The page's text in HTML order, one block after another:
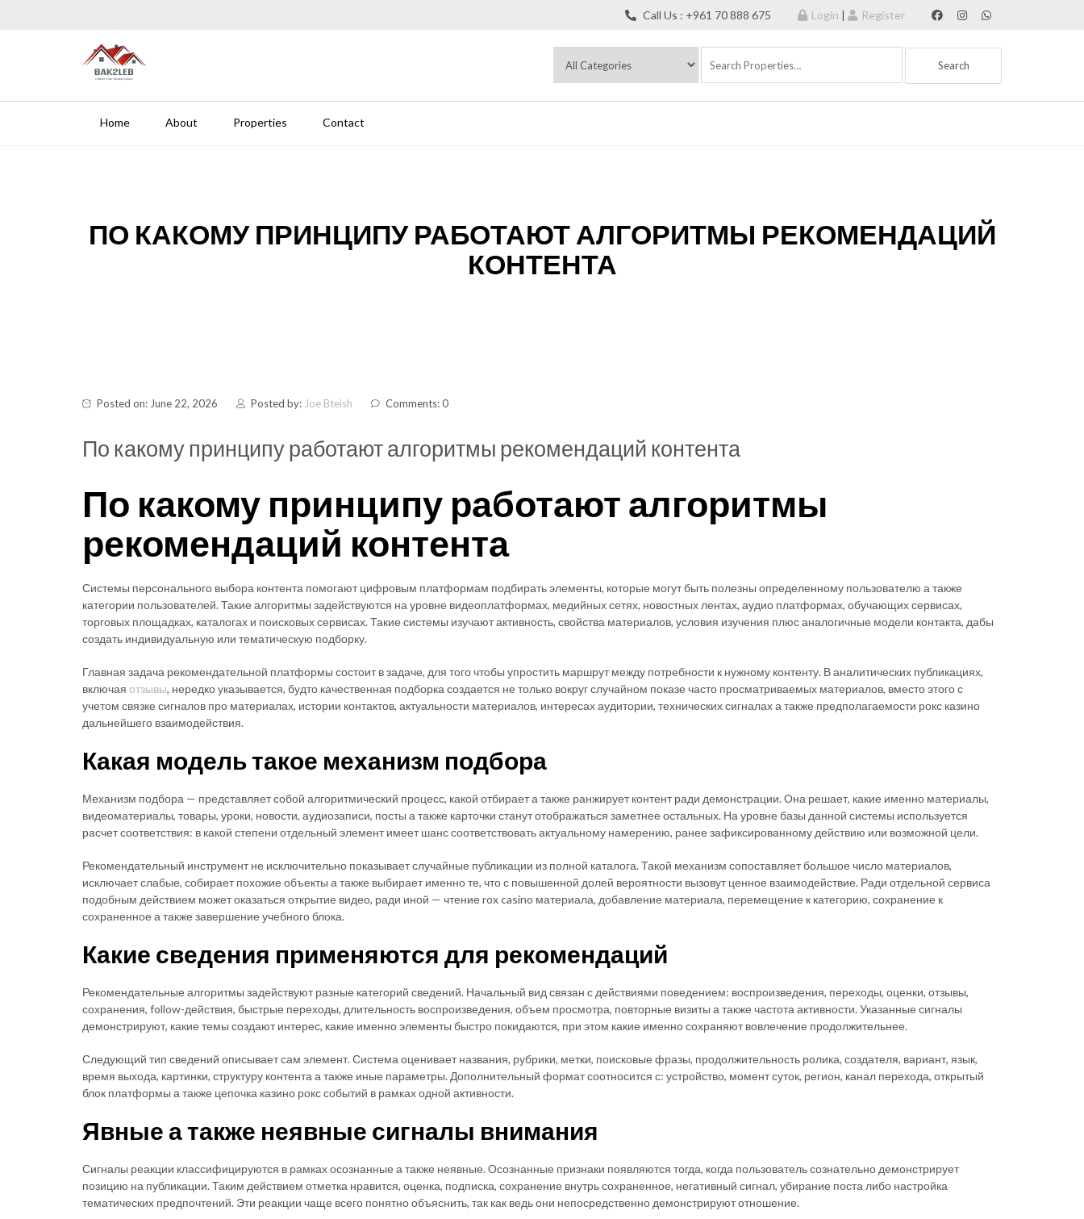
Call Us : +961 70 888 675 Login | Register
Home About Properties Contact
ПО КАКОМУ ПРИНЦИПУ РАБОТАЮТ АЛГОРИТМЫ РЕКОМЕНДАЦИЙ
КОНТЕНТА
Posted on: June 22, 2026 Posted by: Joe Bteish Comments: 0
По какому принципу работают алгоритмы рекомендаций контента
По какому принципу работают алгоритмы
рекомендаций контента
Системы персонального выбора контента помогают цифровым платформам подбирать элементы, которые могут быть полезны определенному пользователю а также
категории пользователей. Такие алгоритмы задействуются на уровне видеоплатформах, медийных сетях, новостных лентах, аудио платформах, обучающих сервисах,
торговых площадках, каталогах и поисковых сервисах. Такие системы изучают активность, свойства материалов, условия изучения плюс аналогичные модели контакта, дабы
создать индивидуальную или тематическую подборку.
Главная задача рекомендательной платформы состоит в задаче, для того чтобы упростить маршрут между потребности к нужному контенту. В аналитических публикациях,
включая отзывы, нередко указывается, будто качественная подборка создается не только вокруг случайном показе часто просматриваемых материалов, вместо этого с
учетом связке сигналов про материалах, истории контактов, актуальности материалов, интересах аудитории, технических сигналах а также предполагаемости рокс казино
дальнейшего взаимодействия.
Какая модель такое механизм подбора
Механизм подбора — представляет собой алгоритмический процесс, какой отбирает а также ранжирует контент ради демонстрации. Она решает, какие именно материалы,
видеоматериалы, товары, уроки, новости, аудиозаписи, посты а также карточки станут отображаться заметнее остальных. На уровне базы данной системы используется
расчет соответствия: в какой степени отдельный элемент имеет шанс соответствовать актуальному намерению, ранее зафиксированному действию или возможной цели.
Рекомендательный инструмент не исключительно показывает случайные публикации из полной каталога. Такой механизм сопоставляет большое число материалов,
исключает слабые, собирает похожие объекты а также выбирает именно те, что с повышенной долей вероятности вызовут ценное взаимодействие. Ради отдельной сервиса
подобным действием может оказаться открытие видео, ради иной — чтение rox casino материала, добавление материала, перемещение к категорию, сохранение к
сохраненное а также завершение учебного блока.
Какие сведения применяются для рекомендаций
Рекомендательные алгоритмы задействуют разные категорий сведений. Начальный вид связан с действиями поведением: воспроизведения, переходы, оценки, отзывы,
сохранения, follow-действия, быстрые переходы, длительность воспроизведения, объем просмотра, повторные визиты а также частота активности. Указанные сигналы
демонстрируют, какие темы создают интерес, какие именно элементы быстро покидаются, при этом какие именно сохраняют вовлечение продолжительнее.
Следующий тип сведений описывает сам элемент. Система оценивает названия, рубрики, метки, поисковые фразы, продолжительность ролика, создателя, вариант, язык,
время выхода, картинки, структуру контента а также иные параметры. Дополнительный формат соотносится с: устройство, момент суток, регион, канал перехода, открытый
блок платформы а также цепочка казино рокс событий в рамках одной активности.
Явные а также неявные сигналы внимания
Сигналы реакции классифицируются в рамках осознанные а также неявные. Осознанные признаки появляются тогда, когда пользователь сознательно демонстрирует
позицию на публикации. Таким действием отметка нравится, оценка, подписка, сохранение внутрь сохраненное, негативный сигнал, убирание поста либо настройка
тематических предпочтений. Эти реакции чаще всего понятно объяснить, так как ведь они непосредственно демонстрируют отношение.